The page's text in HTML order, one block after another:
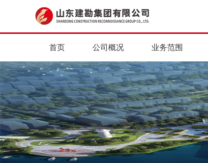
首页 公司概况 业务范围